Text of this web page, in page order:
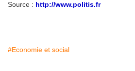
Source : http://www.politis.fr
#Economie et social